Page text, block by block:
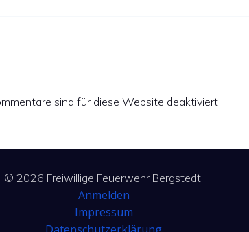
sind für diese Website deaktiviert
© 2026 Freiwillige Feuerwehr Bergstedt.
Anmelden
Impressum